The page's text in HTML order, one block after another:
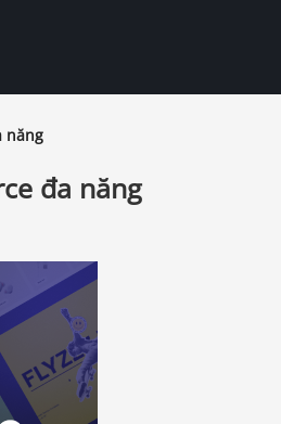
năng
đa năng